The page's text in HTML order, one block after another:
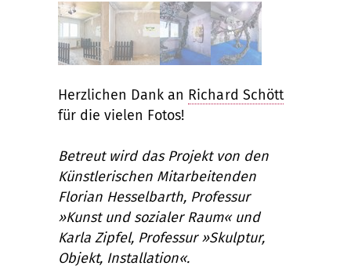
Herzlichen Dank an Richard Schött
für die vielen Fotos!
Betreut wird das Projekt von den
Künstlerischen Mitarbeitenden
Florian Hesselbarth, Professur
»Kunst und sozialer Raum« und
Karla Zipfel, Professur »Skulptur,
Objekt, Installation«.